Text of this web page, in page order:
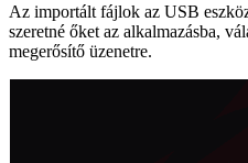
Az importált fájlok az USB
szeretné őket az alkalmazásba,
megerősítő üzenetre.